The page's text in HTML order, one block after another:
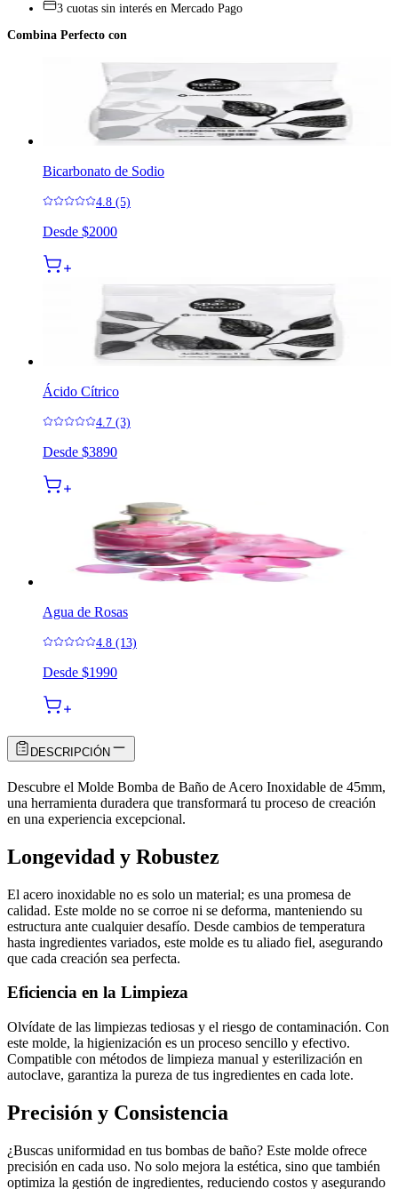
3 cuotas sin interés en Mercado Pago
Combina Perfecto con
Bicarbonato de Sodio
4.8 (5)
Desde $2000
Ácido Cítrico
4.7 (3)
Desde $3890
Agua de Rosas
4.8 (13)
Desde $1990
DESCRIPCIÓN
Descubre el Molde Bomba de Baño de Acero Inoxidable de 45mm,
una herramienta duradera que transformará tu proceso de creación
en una experiencia excepcional.
Longevidad y Robustez
El acero inoxidable no es solo un material; es una promesa de
calidad. Este molde no se corroe ni se deforma, manteniendo su
estructura ante cualquier desafío. Desde cambios de temperatura
hasta ingredientes variados, este molde es tu aliado fiel, asegurando
que cada creación sea perfecta.
Eficiencia en la Limpieza
Olvídate de las limpiezas tediosas y el riesgo de contaminación. Con
este molde, la higienización es un proceso sencillo y efectivo.
Compatible con métodos de limpieza manual y esterilización en
autoclave, garantiza la pureza de tus ingredientes en cada lote.
Precisión y Consistencia
¿Buscas uniformidad en tus bombas de baño? Este molde ofrece
precisión en cada uso. No solo mejora la estética, sino que también
optimiza la gestión de ingredientes, reduciendo costos y asegurando